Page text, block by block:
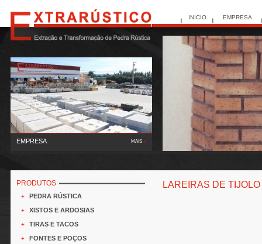
INICIO EMPRESA
EMPRESA MAIS +
PRODUTOS
+ PEDRA RÚSTICA
+ XISTOS E ARDOSIAS
+ TIRAS E TACOS
+ FONTES E POÇOS
LAREIRAS DE TIJOLO